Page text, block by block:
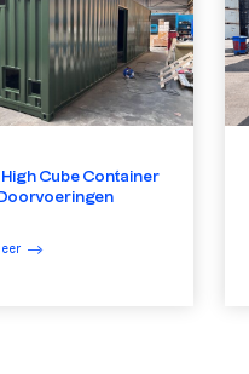
Cube Container